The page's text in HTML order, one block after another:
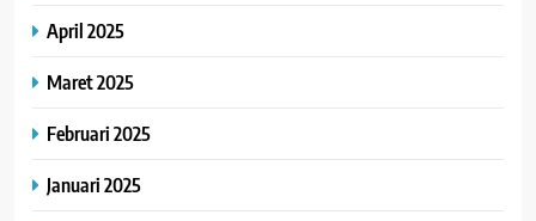
April 2025
Maret 2025
Februari 2025
Januari 2025